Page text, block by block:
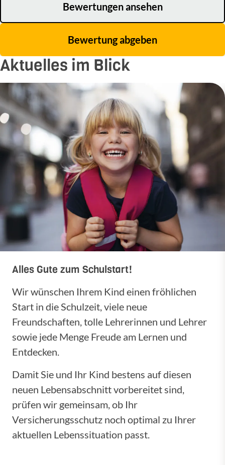
Bewertungen ansehen
Bewertung abgeben
Aktuelles im Blick
Alles Gute zum Schulstart!
Wir wünschen Ihrem Kind einen fröhlichen
Start in die Schulzeit, viele neue
Freundschaften, tolle Lehrerinnen und Lehrer
sowie jede Menge Freude am Lernen und
Entdecken.
Damit Sie und Ihr Kind bestens auf diesen
neuen Lebensabschnitt vorbereitet sind,
prüfen wir gemeinsam, ob Ihr
Versicherungsschutz noch optimal zu Ihrer
aktuellen Lebenssituation passt.